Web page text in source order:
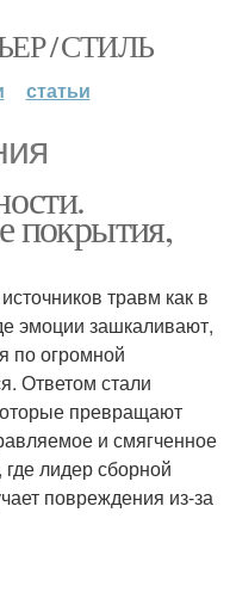
/ СТИЛЬ
статьи
покрытия,
травм как в
эмоции зашкаливают,
по огромной
Ответом стали
превращают
и смягченное
лидер сборной
повреждения из-за